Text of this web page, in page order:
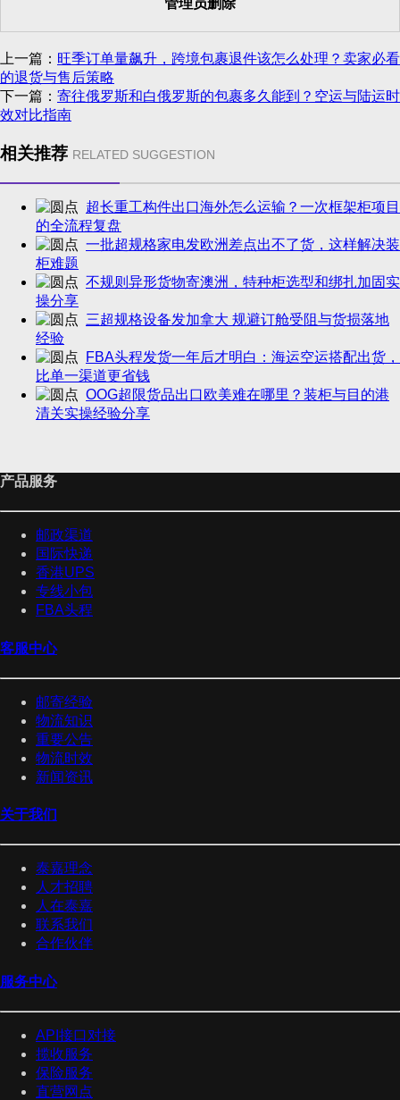
管理员删除
上一篇： 旺季订单量飙升，跨境包裹退件该怎么处理？卖家必看
的退货与售后策略
下一篇： 寄往俄罗斯和白俄罗斯的包裹多久能到？空运与陆运时
效对比指南
相关推荐 RELATED SUGGESTION
超长重工构件出口海外怎么运输？一次框架柜项目
的全流程复盘
一批超规格家电发欧洲差点出不了货，这样解决装
柜难题
不规则异形货物寄澳洲，特种柜选型和绑扎加固实
操分享
三超规格设备发加拿大 规避订舱受阻与货损落地
经验
FBA头程发货一年后才明白：海运空运搭配出货，
比单一渠道更省钱
OOG超限货品出口欧美难在哪里？装柜与目的港
清关实操经验分享
产品服务
邮政渠道
国际快递
香港UPS
专线小包
FBA头程
客服中心
邮寄经验
物流知识
重要公告
物流时效
新闻资讯
关于我们
泰嘉理念
人才招聘
人在泰嘉
联系我们
合作伙伴
服务中心
API接口对接
揽收服务
保险服务
直营网点